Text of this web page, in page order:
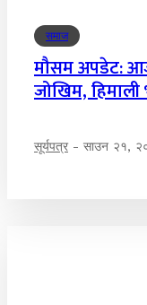
समाज
मौसम अपडेट: आज
जोखिम,
सूर्यपत्र - साउन २१,